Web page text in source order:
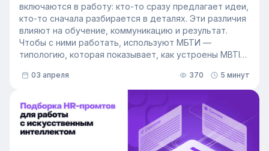
включаются в работу: кто-то сразу предлагает идеи,
кто-то сначала разбирается в деталях. Эти различия
влияют на обучение, коммуникацию и результат.
Чтобы с ними работать, используют МБТИ —
типологию, которая показывает, как устроены MBTI
это тестирование применяют в бизнесе и какую
пользу он даёт в управлении персоналом.
03 апреля 370 5 минут